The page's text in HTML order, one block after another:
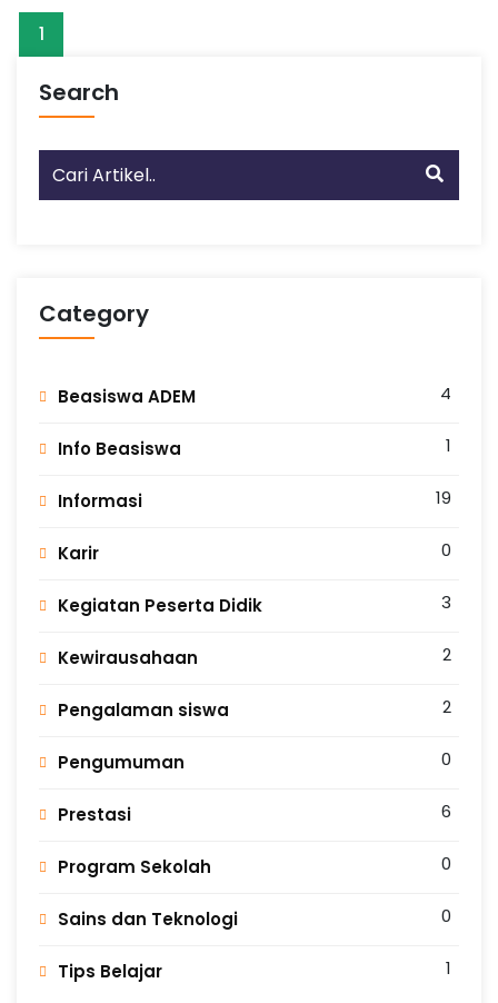
1
Search
Category
Beasiswa ADEM 4
Info Beasiswa 1
Informasi 19
Karir 0
Kegiatan Peserta Didik 3
Kewirausahaan 2
Pengalaman siswa 2
Pengumuman 0
Prestasi 6
Program Sekolah 0
Sains dan Teknologi 0
Tips Belajar 1